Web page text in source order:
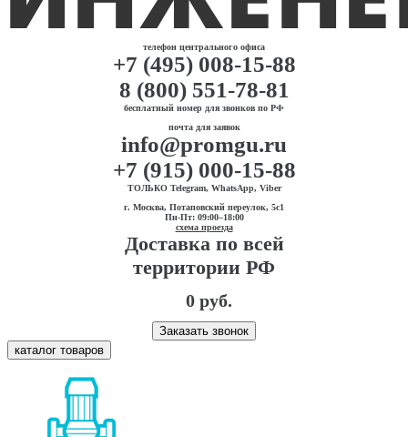
телефон центрального офиса
+7 (495) 008-15-88
8 (800) 551-78-81
бесплатный номер для звонков по РФ
почта для заявок
info@promgu.ru
+7 (915) 000-15-88
ТОЛЬКО Telegram, WhatsApp, Viber
г. Москва, Потаповский переулок, 5с1
Пн-Пт: 09:00–18:00
схема проезда
Доставка по всей
территории РФ
0 руб.
Заказать звонок
каталог товаров